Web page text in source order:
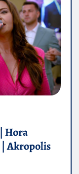
Hora
Akropolis